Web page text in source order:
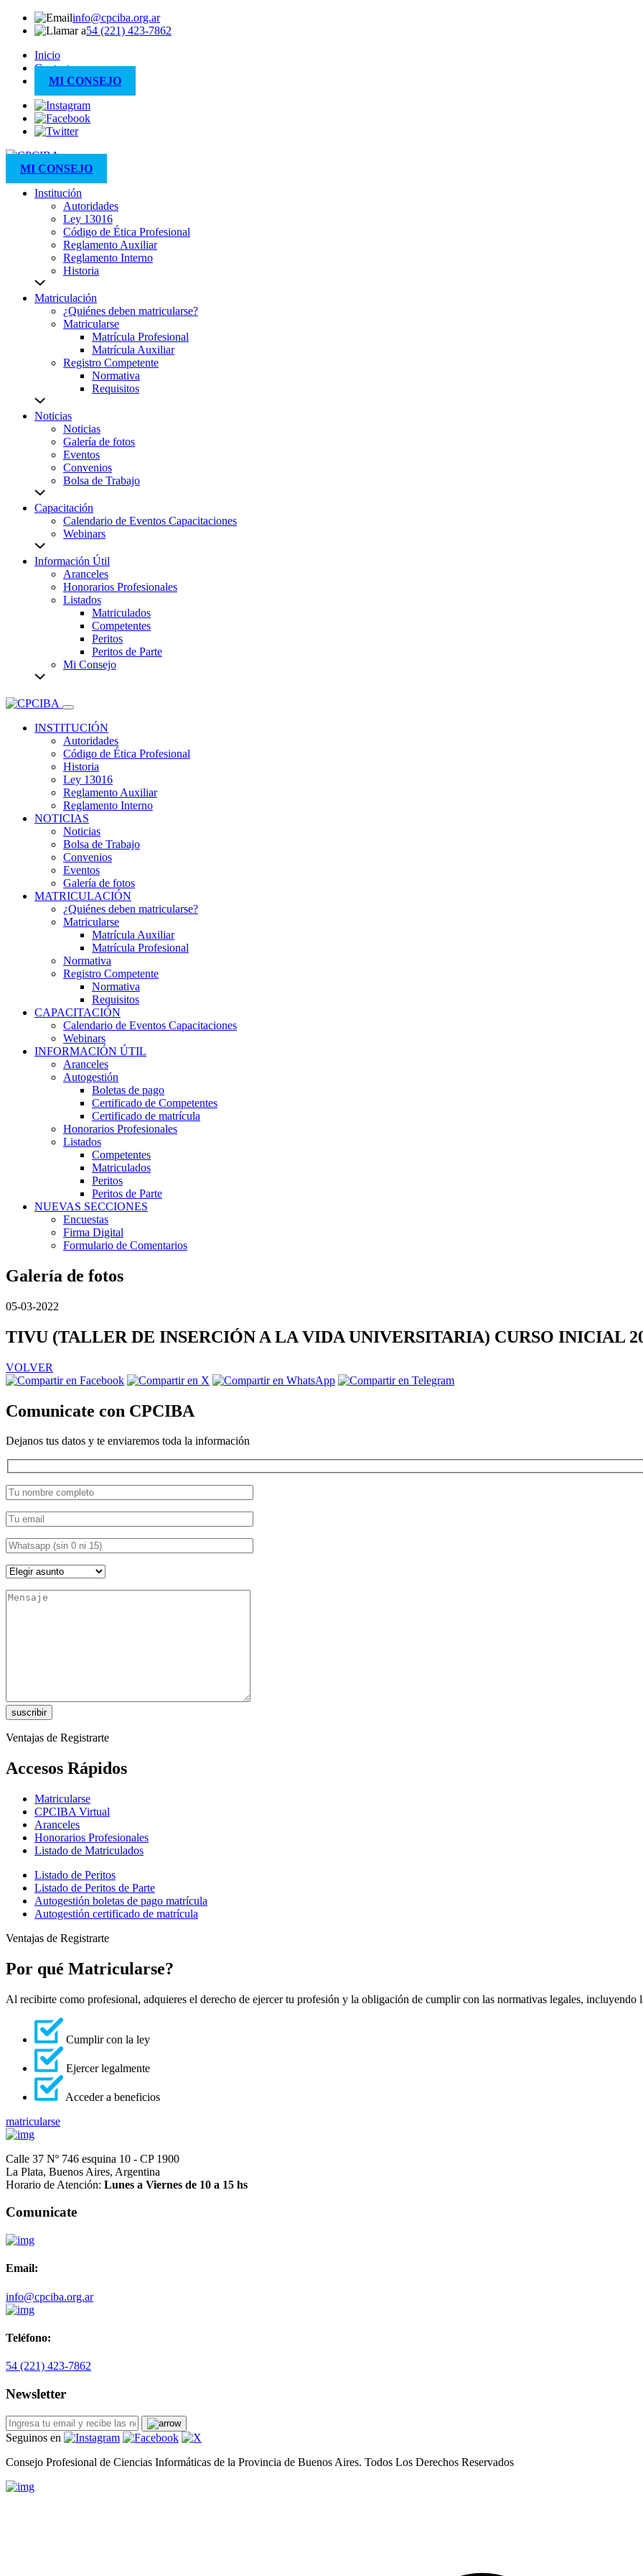
info@cpciba.org.ar
54 (221) 423-7862
Inicio
Contacto
MI CONSEJO
MI CONSEJO
Institución
Autoridades
Ley 13016
Código de Ética Profesional
Reglamento Auxiliar
Reglamento Interno
Historia
Matriculación
¿Quiénes deben matricularse?
Matricularse
Matrícula Profesional
Matrícula Auxiliar
Registro Competente
Normativa
Requisitos
Noticias
Noticias
Galería de fotos
Eventos
Convenios
Bolsa de Trabajo
Capacitación
Calendario de Eventos Capacitaciones
Webinars
Información Útil
Aranceles
Honorarios Profesionales
Listados
Matriculados
Competentes
Peritos
Peritos de Parte
Mi Consejo
INSTITUCIÓN
Autoridades
Código de Ética Profesional
Historia
Ley 13016
Reglamento Auxiliar
Reglamento Interno
NOTICIAS
Noticias
Bolsa de Trabajo
Convenios
Eventos
Galería de fotos
MATRICULACIÓN
¿Quiénes deben matricularse?
Matricularse
Matrícula Auxiliar
Matrícula Profesional
Normativa
Registro Competente
Normativa
Requisitos
CAPACITACIÓN
Calendario de Eventos Capacitaciones
Webinars
INFORMACIÓN ÚTIL
Aranceles
Autogestión
Boletas de pago
Certificado de Competentes
Certificado de matrícula
Honorarios Profesionales
Listados
Competentes
Matriculados
Peritos
Peritos de Parte
NUEVAS SECCIONES
Encuestas
Firma Digital
Formulario de Comentarios
Galería de fotos
05-03-2022
TIVU (TALLER DE INSERCIÓN A LA VIDA UNIVERSITARIA) CURSO INICIAL
VOLVER
Comunicate con CPCIBA
Dejanos tus datos y te enviaremos toda la información
Ventajas de Registrarte
Accesos Rápidos
Matricularse
CPCIBA Virtual
Aranceles
Honorarios Profesionales
Listado de Matriculados
Listado de Peritos
Listado de Peritos de Parte
Autogestión boletas de pago matrícula
Autogestión certificado de matrícula
Ventajas de Registrarte
Por qué Matricularse?
Al recibirte como profesional, adquieres el derecho de ejercer tu profesión y la obligación de cumplir con las normativas legales, incluyendo
Cumplir con la ley
Ejercer legalmente
Acceder a beneficios
matricularse
Calle 37 Nº 746 esquina 10 - CP 1900
La Plata, Buenos Aires, Argentina
Horario de Atención: Lunes a Viernes de 10 a 15 hs
Comunicate
Email:
info@cpciba.org.ar
Teléfono:
54 (221) 423-7862
Newsletter
Seguinos en
Consejo Profesional de Ciencias Informáticas de la Provincia de Buenos Aires. Todos Los Derechos Reservados